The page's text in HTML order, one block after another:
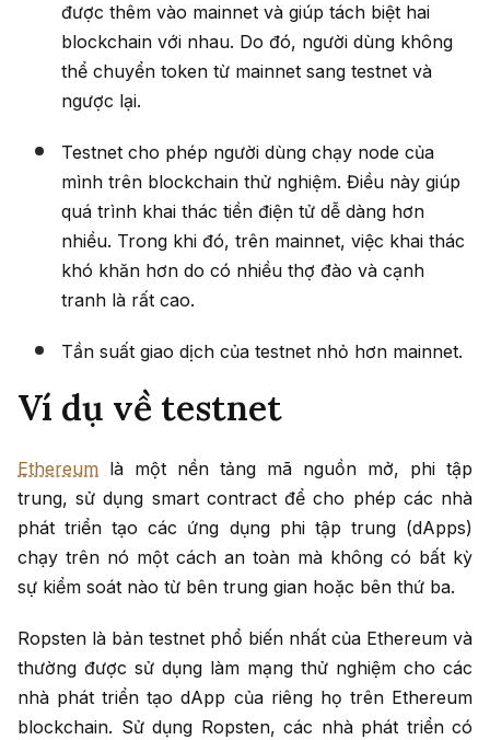
được thêm vào mainnet và giúp tách biệt hai
blockchain với nhau. Do đó, người dùng không
thể chuyển token từ mainnet sang testnet và
ngược lại.
Testnet cho phép người dùng chạy node của
mình trên blockchain thử nghiệm. Điều này giúp
quá trình khai thác tiền điện tử dễ dàng hơn
nhiều. Trong khi đó, trên mainnet, việc khai thác
khó khăn hơn do có nhiều thợ đào và cạnh
tranh là rất cao.
Tần suất giao dịch của testnet nhỏ hơn mainnet.
Ví dụ về testnet
Ethereum là một nền tảng mã nguồn mở, phi tập
trung, sử dụng smart contract để cho phép các nhà
phát triển tạo các ứng dụng phi tập trung (dApps)
chạy trên nó một cách an toàn mà không có bất kỳ
sự kiểm soát nào từ bên trung gian hoặc bên thứ ba.
Ropsten là bản testnet phổ biến nhất của Ethereum và
thường được sử dụng làm mạng thử nghiệm cho các
nhà phát triển tạo dApp của riêng họ trên Ethereum
blockchain. Sử dụng Ropsten, các nhà phát triển có